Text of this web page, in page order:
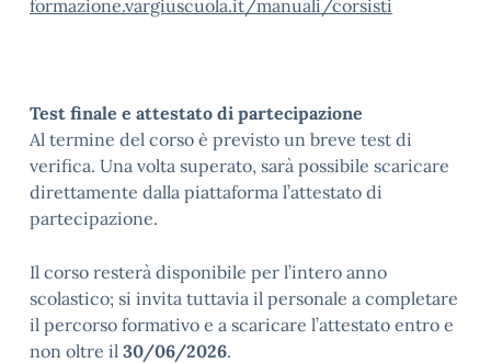
formazione.vargiuscuola.it/manuali/corsisti
Test finale e attestato di partecipazione
Al termine del corso è previsto un breve test di
verifica. Una volta superato, sarà possibile scaricare
direttamente dalla piattaforma l’attestato di
partecipazione.
Il corso resterà disponibile per l’intero anno
scolastico; si invita tuttavia il personale a completare
il percorso formativo e a scaricare l’attestato entro e
non oltre il 30/06/2026.